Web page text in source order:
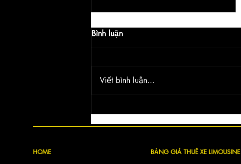
Đánh dấu Sự Sang Trọng và
Hiệu Suất Của Chiếc Xe
VIP Van MVD_1613
Bình luận
Viết bình luận...
HOME
BẢNG GIÁ THUÊ XE LIMOUSINE